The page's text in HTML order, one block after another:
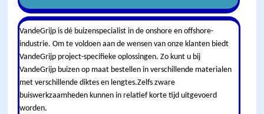
VandeGrijp is dé buizenspecialist in de onshore en offshore-
industrie. Om te voldoen aan de wensen van onze klanten biedt
VandeGrijp project-specifieke oplossingen. Zo kunt u bij
VandeGrijp buizen op maat bestellen in verschillende materialen
met verschillende diktes en lengtes.Zelfs zware
buiswerkzaamheden kunnen in relatief korte tijd uitgevoerd
worden.